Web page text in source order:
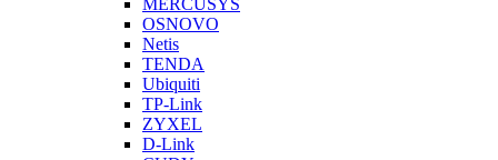
MERCUSYS
OSNOVO
Netis
TENDA
Ubiquiti
TP-Link
ZYXEL
D-Link